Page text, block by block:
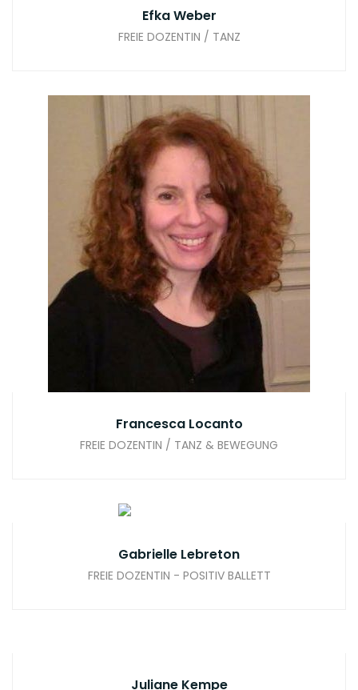
Efka Weber
FREIE DOZENTIN / TANZ
Francesca Locanto
FREIE DOZENTIN / TANZ & BEWEGUNG
Gabrielle Lebreton
FREIE DOZENTIN - POSITIV BALLETT
Juliane Kempe